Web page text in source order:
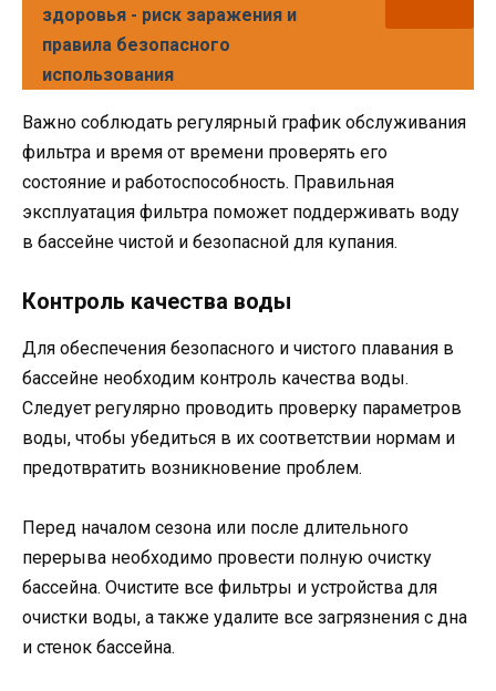
здоровья - риск заражения и
правила безопасного
использования
Важно соблюдать регулярный график обслуживания
фильтра и время от времени проверять его
состояние и работоспособность. Правильная
эксплуатация фильтра поможет поддерживать воду
в бассейне чистой и безопасной для купания.
Контроль качества воды
Для обеспечения безопасного и чистого плавания в
бассейне необходим контроль качества воды.
Следует регулярно проводить проверку параметров
воды, чтобы убедиться в их соответствии нормам и
предотвратить возникновение проблем.
Перед началом сезона или после длительного
перерыва необходимо провести полную очистку
бассейна. Очистите все фильтры и устройства для
очистки воды, а также удалите все загрязнения с дна
и стенок бассейна.